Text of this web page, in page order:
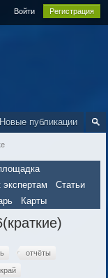
Войти Регистрация
Новые публикации
Статьи
Карты
отчёты